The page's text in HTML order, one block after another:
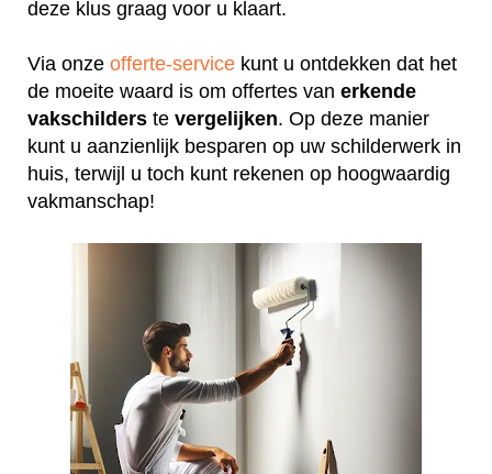
deze klus graag voor u klaart.
Via onze offerte-service kunt u ontdekken dat het
de moeite waard is om offertes van erkende
vakschilders te vergelijken. Op deze manier
kunt u aanzienlijk besparen op uw schilderwerk in
huis, terwijl u toch kunt rekenen op hoogwaardig
vakmanschap!